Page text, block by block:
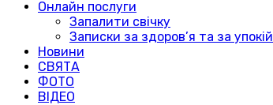
Онлайн послуги
Запалити свічку
Записки за здоров’я та за упокій
Новини
СВЯТА
ФОТО
ВІДЕО